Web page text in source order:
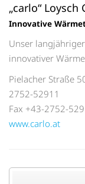
„carlo“ Loysch
Innovative
Unser
innovativer
Pielacher Straße
2752-52911
Fax +43-2752-
www.carlo.at